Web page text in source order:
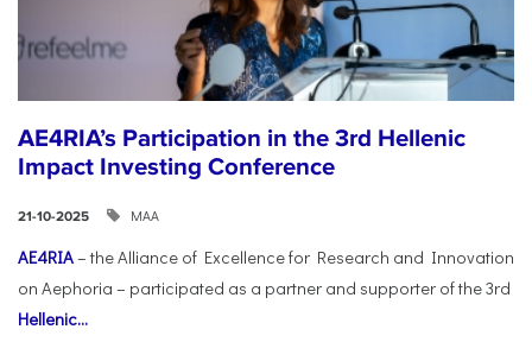
AE4RIA’s Participation in the 3rd Hellenic
Impact Investing Conference
21-10-2025 ΜΑΑ
AE4RIA– the Alliance of Excellence for Research and Innovation
on Aephoria – participated as a partner and supporter of the 3rd
Hellenic...